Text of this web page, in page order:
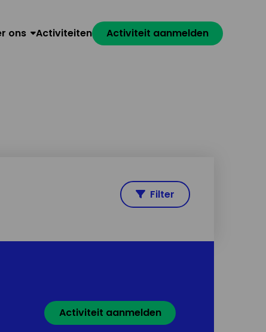
ons Activiteiten Activiteit aanmelden
Filter
Activiteit aanmelden